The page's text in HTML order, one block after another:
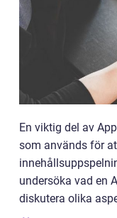
En viktig del av
som används för
undersöka vad en
diskutera olika